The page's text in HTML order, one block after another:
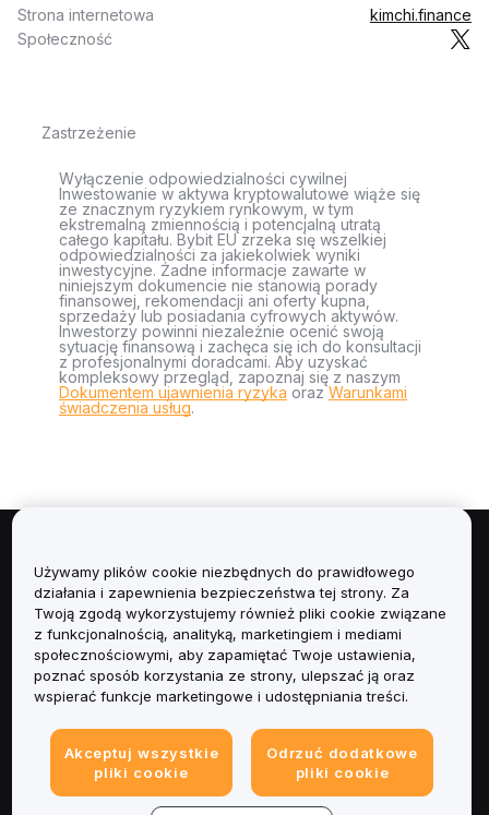
Strona internetowa
kimchi.finance
Społeczność
Zastrzeżenie
Wyłączenie odpowiedzialności cywilnej
Inwestowanie w aktywa kryptowalutowe wiąże się
ze znacznym ryzykiem rynkowym, w tym
ekstremalną zmiennością i potencjalną utratą
całego kapitału. Bybit EU zrzeka się wszelkiej
odpowiedzialności za jakiekolwiek wyniki
inwestycyjne. Żadne informacje zawarte w
niniejszym dokumencie nie stanowią porady
finansowej, rekomendacji ani oferty kupna,
sprzedaży lub posiadania cyfrowych aktywów.
Inwestorzy powinni niezależnie ocenić swoją
sytuację finansową i zachęca się ich do konsultacji
z profesjonalnymi doradcami. Aby uzyskać
kompleksowy przegląd, zapoznaj się z naszym
Dokumentem ujawnienia ryzyka orazWarunkami
świadczenia usług.
Informacje
Usługi
Obsługa Klienta
Informacje prawne
Używamy plików cookie niezbędnych do prawidłowego
działania i zapewnienia bezpieczeństwa tej strony. Za
Twoją zgodą wykorzystujemy również pliki cookie związane
z funkcjonalnością, analityką, marketingiem i mediami
społecznościowymi, aby zapamiętać Twoje ustawienia,
poznać sposób korzystania ze strony, ulepszać ją oraz
wspierać funkcje marketingowe i udostępniania treści.
Akceptuj wszystkie
pliki cookie
Odrzuć dodatkowe
pliki cookie